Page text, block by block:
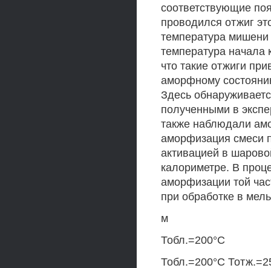
соответствующие
проводился отжиг
температура
температура начала
что такие отжиги
аморфному
Здесь
полученными в
также наблюдали
аморфизация смеси
активацией в
калориметре. В
аморфизации той
при обработке в
м
Тобл.=200°С
Тобл.=200°С